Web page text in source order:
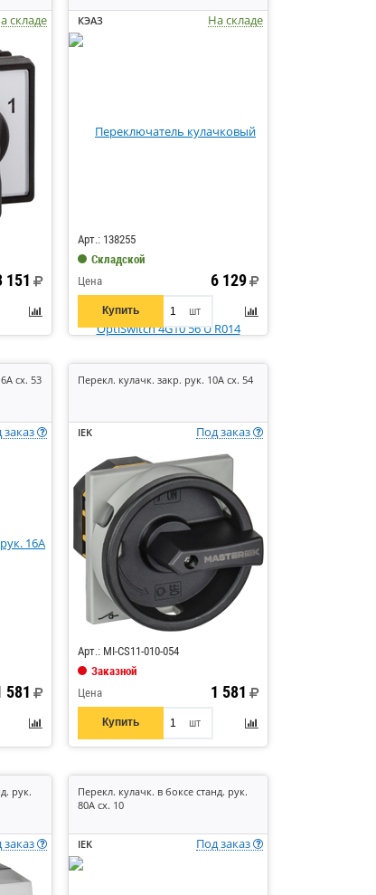
складе
151
КЭАЗ На складе
Арт.: 138255
Складской
Цена
6 129
Купить шт
сх. 53
заказ
581
Перекл. кулачк. закр. рук. 10А сх. 54
IEK Под заказ
Код: 890741
Арт.: MI-CS11-010-054
Заказной
Цена
1 581
Купить шт
рук.
заказ
Перекл. кулачк. в боксе станд. рук.
80А сх. 10
IEK Под заказ